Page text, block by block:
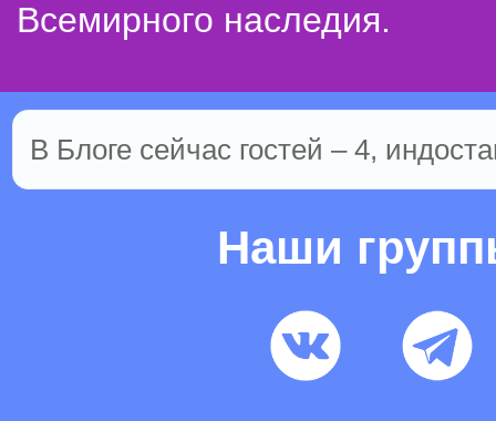
Всемирного наследия.
В Блоге сейчас гостей – 4,
Наши